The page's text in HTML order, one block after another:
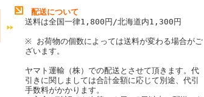
配送について
送料は全国一律1,800円/北海道内1,300円
※ お荷物の個数によっては送料が変わる場合がご
ざいます。
ヤマト運輸（株）での配送とさせて頂きます。代
引きに関しましては合計金額に応じて別途、代引
手数料がかかります。